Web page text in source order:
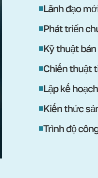
Lãnh đạo
Phát triển
Kỹ thuật
Chiến thuật
Lập kế
Kiến thức
Trình độ